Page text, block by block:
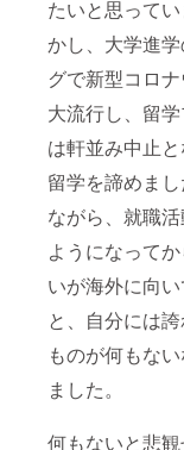
たいと思って
かし、大学進
グで新型コロ
大流行し、留
は軒並み中止
留学を諦めま
ながら、就職
ようになって
いが海外に向
と、自分には
ものが何もな
ました。
何もないと悲